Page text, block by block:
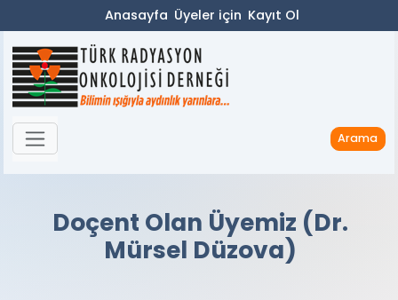
Anasayfa Üyeler için Kayıt Ol
Arama
Doçent Olan Üyemiz (Dr.
Mürsel Düzova)